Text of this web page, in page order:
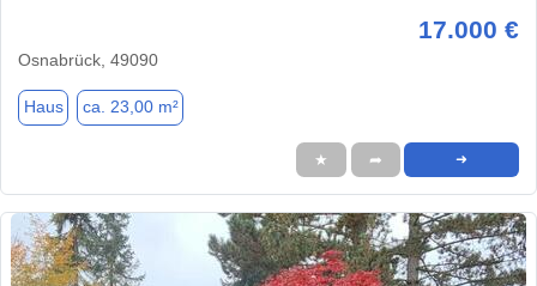
17.000 €
Osnabrück, 49090
Haus ca. 23,00 m²
★ ➦ ➜